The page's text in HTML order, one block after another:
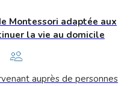
Montessori adaptée aux
la vie au domicile
auprès de personnes